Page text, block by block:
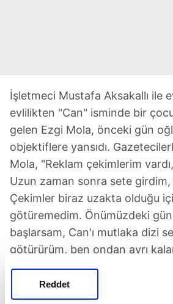
Reddet
İşletmeci Mustafa Aksakallı ile
evlilikten "Can" isminde bir
gelen Ezgi Mola, önceki gün
objektiflere yansıdı.
Mola, "Reklam çekimlerim
Uzun zaman sonra sete
Çekimler biraz uzakta olduğu
götüremedim. Önümüzdeki
başlarsam, Can'ı mutlaka dizi
götürürüm, ben ondan ayrı
AKLIM HEP ONDA!
Herkesten destek aldığını da